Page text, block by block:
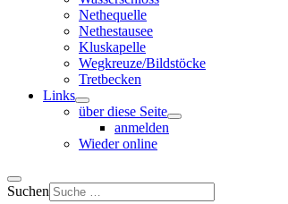
Nethequelle
Nethestausee
Kluskapelle
Wegkreuze/Bildstöcke
Tretbecken
Links
über diese Seite
anmelden
Wieder online
Suchen